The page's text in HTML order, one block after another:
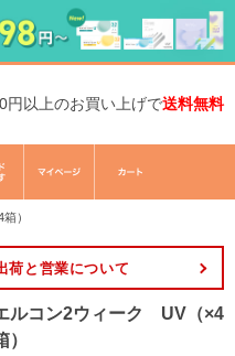
円以上のお買い上げで送料無料
）
荷と営業について
ルコン2ウィーク UV（×4
）